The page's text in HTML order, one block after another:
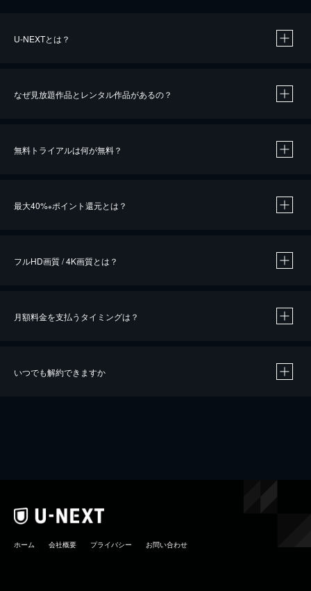
U-NEXTとは？
なぜ見放題作品とレンタル作品があるの？
無料トライアルは何が無料？
最大40%※ポイント還元とは？
※40％ポイント還元の対象は、クレジットカード決済による作品の購入 / レンタルです。
フルHD画質 / 4K画質とは？
月額料金を支払うタイミングは？
いつでも解約できますか
ホーム 会社概要 プライバシー お問い合わせ